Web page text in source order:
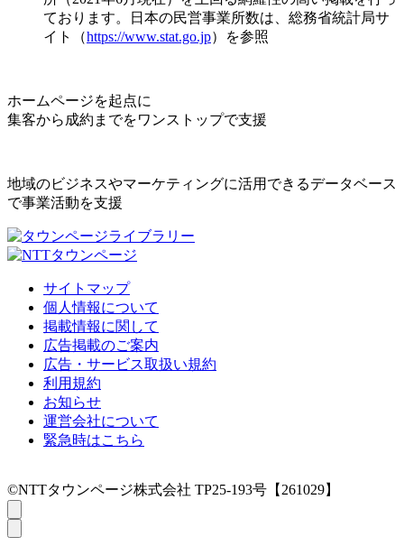
ております。日本の民営事業所数は、総務省統計局サ
イト（https://www.stat.go.jp）を参照
ホームページを起点に
集客から成約までをワンストップで支援
地域のビジネスやマーケティングに活用できるデータベース
で事業活動を支援
サイトマップ
個人情報について
掲載情報に関して
広告掲載のご案内
広告・サービス取扱い規約
利用規約
お知らせ
運営会社について
緊急時はこちら
©NTTタウンページ株式会社 TP25-193号【261029】